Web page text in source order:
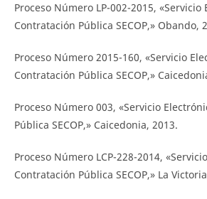
Proceso Número LP-002-2015,
Contratación Pública SECOP,» Obando,
Proceso Número 2015-160, «Servicio
Contratación Pública SECOP,»
Proceso Número 003, «Servicio
Pública SECOP,» Caicedonia, 2013.
Proceso Número LCP-228-2014,
Contratación Pública SECOP,» La